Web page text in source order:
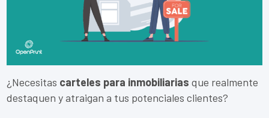
¿Necesitas carteles para inmobiliariasque realmente
destaquen y atraigan a tus potenciales clientes?